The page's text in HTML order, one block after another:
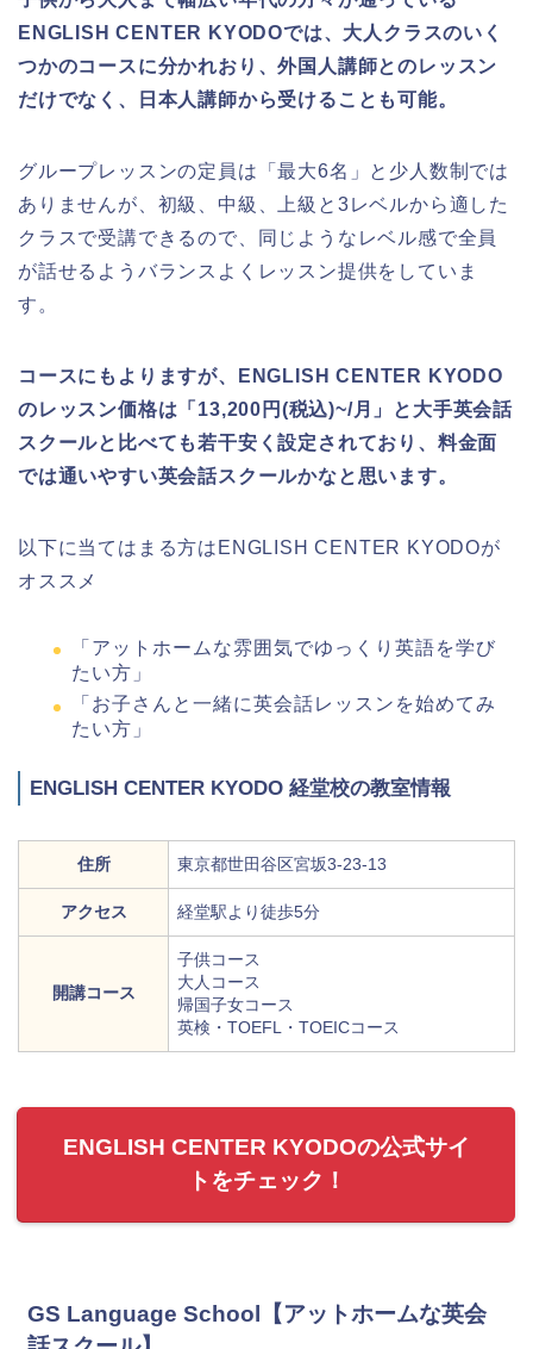
ENGLISH CENTER KYODOでは、大人クラスのいく
つかのコースに分かれおり、外国人講師とのレッスン
だけでなく、日本人講師から受けることも可能。
グループレッスンの定員は「最大6名」と少人数制では
ありませんが、初級、中級、上級と3レベルから適した
クラスで受講できるので、同じようなレベル感で全員
が話せるようバランスよくレッスン提供をしていま
す。
コースにもよりますが、ENGLISH CENTER KYODO
のレッスン価格は「13,200円(税込)~/月」と大手英会話
スクールと比べても若干安く設定されており、料金面
では通いやすい英会話スクールかなと思います。
以下に当てはまる方はENGLISH CENTER KYODOが
オススメ
「アットホームな雰囲気でゆっくり英語を学び
たい方」
「お子さんと一緒に英会話レッスンを始めてみ
たい方」
ENGLISH CENTER KYODO 経堂校の教室情報
住所 東京都世田谷区宮坂3-23-13
アクセス 経堂駅より徒歩5分
開講コース
子供コース
大人コース
帰国子女コース
英検・TOEFL・TOEICコース
ENGLISH CENTER KYODOの公式サイ
トをチェック！
GS Language School【アットホームな英会